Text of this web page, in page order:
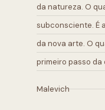
da natureza. O
subconsciente. É
da nova arte. O
primeiro passo da
Malevich